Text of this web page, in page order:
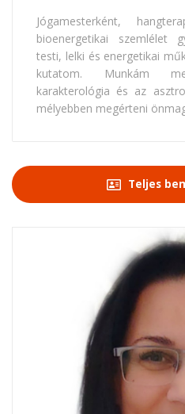
Jógamesterként,
bioenergetikai szemlélet
testi, lelki és energetikai
kutatom. Munkám
karakterológia és az
mélyebben megérteni
Teljes